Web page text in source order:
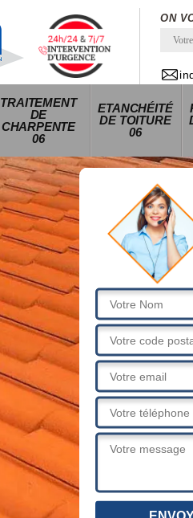
ON
TRAITEMENT
DE
CHARPENTE
06
ETANCHÉITÉ
DE TOITURE
06